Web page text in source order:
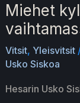
Miehet
Vitsit, Yleisvitsit
Usko Siskoa
Hesarin Usko